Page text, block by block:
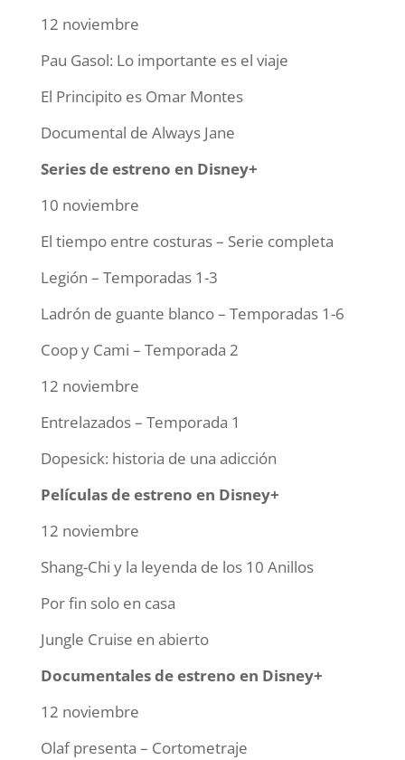
12 noviembre
Pau Gasol: Lo importante es el viaje
El Principito es Omar Montes
Documental de Always Jane
Series de estreno en Disney+
10 noviembre
El tiempo entre costuras – Serie completa
Legión – Temporadas 1-3
Ladrón de guante blanco – Temporadas 1-6
Coop y Cami – Temporada 2
12 noviembre
Entrelazados – Temporada 1
Dopesick: historia de una adicción
Películas de estreno en Disney+
12 noviembre
Shang-Chi y la leyenda de los 10 Anillos
Por fin solo en casa
Jungle Cruise en abierto
Documentales de estreno en Disney+
12 noviembre
Olaf presenta – Cortometraje